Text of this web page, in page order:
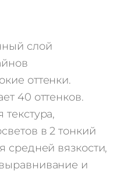
слой
оттенки.
40 оттенков.
в 2 тонкий
средней вязкости,
и